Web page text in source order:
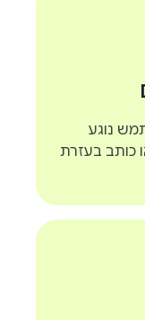
נוגע
כותב בעזרת